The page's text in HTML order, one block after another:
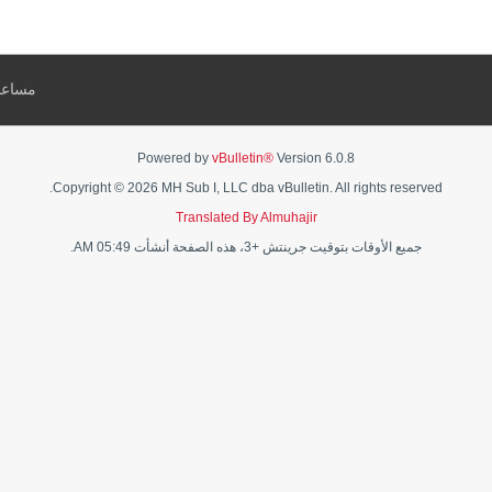
Powered by vBulletin® Version 6.0.8
Copyright © 2026 MH Sub I, LLC dba vBulletin. All rights reserved.
Translated By Almuhajir
جميع الأوقات بتوقيت جرينتش +3، هذه الصفحة أنشأت 05:49 AM.